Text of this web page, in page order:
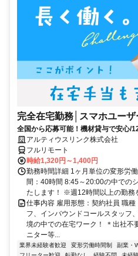
完全在宅勤務│スマホユー
全国から応募可能！機材貸与で安心/
アルティウスリンク株式会社
フルリモート
時給1,320円～1,400円
勤務時間詳細 1ヶ月単位の変形労
間：40時間 8:45～20:00の中での
たします！ ※週12時間以上の勤務
仕事内容 雇用形態：契約社員 職
フ、インバウンドコールスタッフ
境の中での在宅ワーク！ ＊出社
ニター等...
業界未経験者歓迎 変形労働時間制 副業・